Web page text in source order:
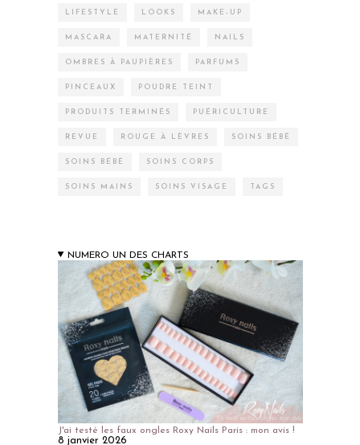
LIFESTYLE LOOKS MAKE-UP
MASCARA MATERNITÉ NAILS
OMBRES À PAUPIÈRES PARFUMS
PINCEAUX POUDRE TEINT
PRODUITS TERMINÉS PUÉRICULTURE
REVUE ROUGE À LÈVRES SOINS BÉBÉ
SOINS BÉBÉ SOINS CORPS
SOINS MAINS SOINS VISAGE TAGS
NUMERO UN DES CHARTS
J'ai testé les faux ongles Roxy Nails Paris : mon avis !
8 janvier 2026